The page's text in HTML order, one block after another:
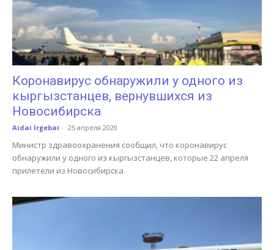
Коронавирус обнаружили у одного из
кыргызстанцев, вернувшихся из
Новосибирска
Aidai Irgebai - 25 апреля 2020
Министр здравоохранения сообщил, что коронавирус
обнаружили у одного из кыргызстанцев, которые 22 апреля
прилетели из Новосибирска.